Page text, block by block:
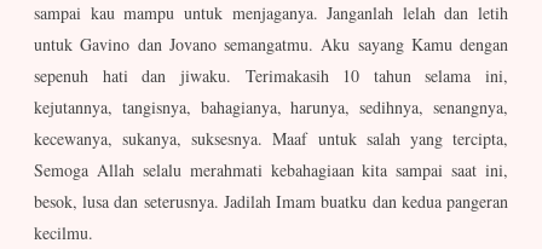
sampai kau mampu untuk menjaganya. Janganlah lelah dan letih
untuk Gavino dan Jovano semangatmu. Aku sayang Kamu dengan
sepenuh hati dan jiwaku. Terimakasih 10 tahun selama ini,
kejutannya, tangisnya, bahagianya, harunya, sedihnya, senangnya,
kecewanya, sukanya, suksesnya. Maaf untuk salah yang tercipta,
Semoga Allah selalu merahmati kebahagiaan kita sampai saat ini,
besok, lusa dan seterusnya. Jadilah Imam buatku dan kedua pangeran
kecilmu.